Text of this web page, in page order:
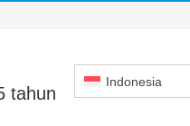
tahun
Indonesia